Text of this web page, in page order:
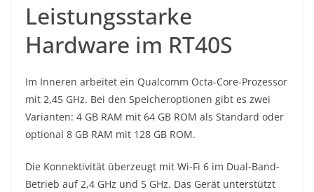
Leistungsstarke
Hardware im RT40S
Im Inneren arbeitet ein Qualcomm Octa-Core-Prozessor
mit 2,45 GHz. Bei den Speicheroptionen gibt es zwei
Varianten: 4 GB RAM mit 64 GB ROM als Standard oder
optional 8 GB RAM mit 128 GB ROM.
Die Konnektivität überzeugt mit Wi-Fi 6 im Dual-Band-
Betrieb auf 2,4 GHz und 5 GHz. Das Gerät unterstützt